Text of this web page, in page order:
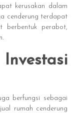
kerusakan dalam
cenderung terdapat
berbentuk perabot,
berfungsi sebagai
rumah cenderung